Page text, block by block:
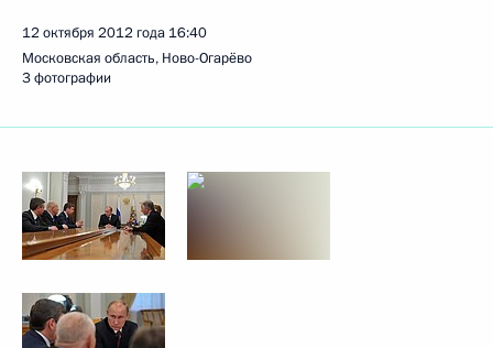
12 октября 2012 года 16:40
Московская область, Ново-Огарёво
3 фотографии